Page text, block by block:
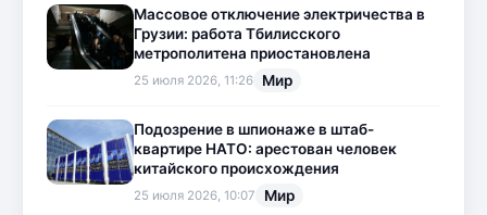
Массовое отключение электричества в
Грузии: работа Тбилисского
метрополитена приостановлена
25 июля 2026, 11:26 Мир
Подозрение в шпионаже в штаб-
квартире НАТО: арестован человек
китайского происхождения
25 июля 2026, 10:07 Мир